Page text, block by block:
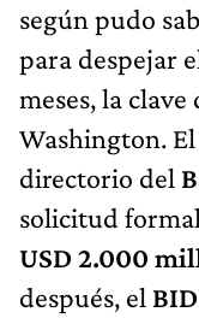
según pudo
para despejar
meses, la clave
Washington.
directorio del
solicitud
USD 2.000
después, el BID